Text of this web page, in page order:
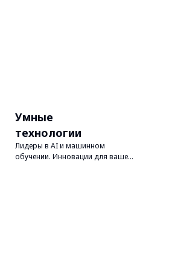
Умные
технологии
Лидеры в AI и машинном
обучении. Инновации для вашего